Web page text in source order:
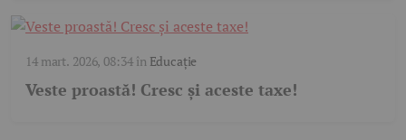
14 mart. 2026, 08:34în Educație
Veste proastă! Cresc și aceste taxe!